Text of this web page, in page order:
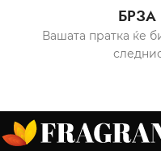
Вашата пратка ќе